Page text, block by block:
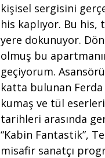
kişisel sergisini
his kaplıyor. Bu
yere dokunuyor.
olmuş bu
geçiyorum.
katta bulunan
kumaş ve tül
tarihleri arasında
“Kabin Fantastik”,
misafir sanatçı